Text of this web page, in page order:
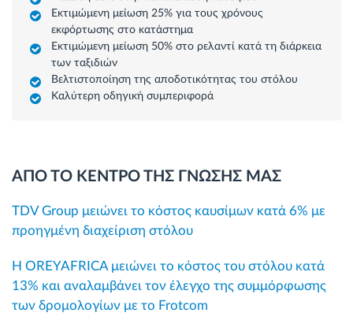
Εκτιμώμενη μείωση 25% για τους χρόνους
εκφόρτωσης στο κατάστημα
Εκτιμώμενη μείωση 50% στο ρελαντί κατά τη διάρκεια
των ταξιδιών
Βελτιστοποίηση της αποδοτικότητας του στόλου
Καλύτερη οδηγική συμπεριφορά
ΑΠΟ ΤΟ ΚΕΝΤΡΟ ΤΗΣ ΓΝΩΣΗΣ ΜΑΣ
TDV Group μειώνει το κόστος καυσίμων κατά 6% με
προηγμένη διαχείριση στόλου
Η OREYAFRICA μειώνει το κόστος του στόλου κατά
13% και αναλαμβάνει τον έλεγχο της συμμόρφωσης
των δρομολογίων με το Frotcom